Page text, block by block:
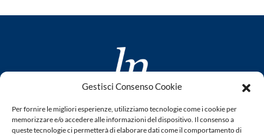
Gestisci Consenso Cookie
Per fornire le migliori esperienze, utilizziamo tecnologie come i cookie per
memorizzare e/o accedere alle informazioni del dispositivo. Il consenso a
queste tecnologie ci permetterà di elaborare dati come il comportamento di
www.laletteraturaenoi.it
fondato da Romano Luperini